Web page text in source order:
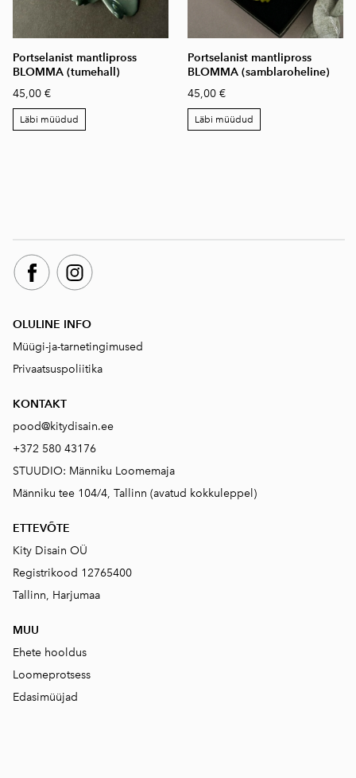
Portselanist mantlipross
BLOMMA (tumehall)
45,00 €
Läbi müüdud
Portselanist mantlipross
BLOMMA (samblaroheline)
45,00 €
Läbi müüdud
OLULINE INFO
Müügi-ja-tarnetingimused
Privaatsuspoliitika
KONTAKT
pood@kitydisain.ee
+372 580 43176
STUUDIO: Männiku Loomemaja
Männiku tee 104/4, Tallinn (avatud kokkuleppel)
ETTEVÕTE
Kity Disain OÜ
Registrikood 12765400
Tallinn, Harjumaa
MUU
Ehete hooldus
Loomeprotsess
Edasimüüjad